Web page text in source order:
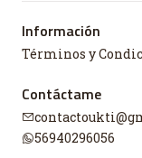
Información
Términos y
Contáctame
56940296056